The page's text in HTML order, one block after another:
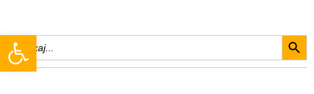
Open toolbar
Search
for: